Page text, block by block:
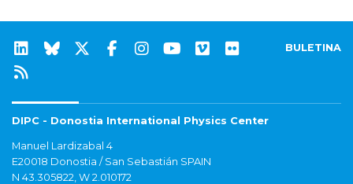
BULETINA
DIPC - Donostia International Physics Center
Manuel Lardizabal 4
E20018 Donostia / San Sebastián SPAIN
N 43.305822, W 2.010172